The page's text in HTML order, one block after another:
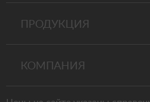
ПРОДУКЦИЯ
КОМПАНИЯ